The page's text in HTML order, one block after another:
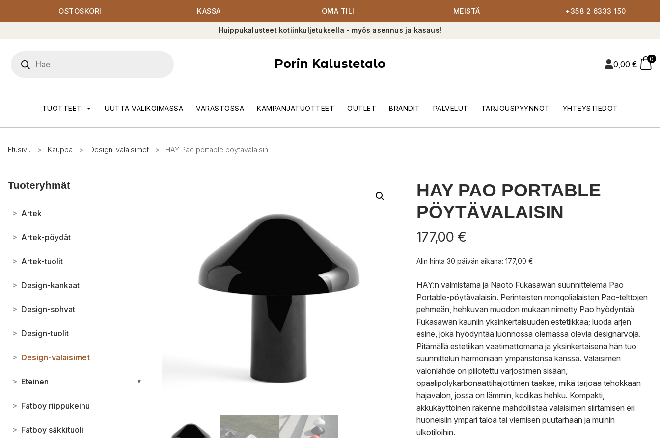
OSTOSKORI KASSA OMA TILI MEISTÄ +358 2 6333 150
Huippukalusteet kotiinkuljetuksella - myös asennus ja kasaus!
search
Porin Kalustetalo 0,00 €
0
TUOTTEET UUTTA VALIKOIMASSA VARASTOSSA KAMPANJATUOTTEET OUTLET BRÄNDIT PALVELUT TARJOUSPYYNNÖT YHTEYSTIEDOT
Etusivu > Kauppa > Design-valaisimet > HAY Pao portable pöytävalaisin
Tuoteryhmät
> Artek
> Artek-pöydät
> Artek-tuolit
> Design-kankaat
> Design-sohvat
> Design-tuolit
> Design-valaisimet
> Eteinen ▼
> Fatboy riippukeinu
> Fatboy säkkituoli
HAY PAO PORTABLE
PÖYTÄVALAISIN
177,00 €
Alin hinta 30 päivän aikana: 177,00 €
HAY:n valmistama ja Naoto Fukasawan suunnittelema Pao
Portable-pöytävalaisin. Perinteisten mongolialaisten Pao-telttojen
pehmeän, hehkuvan muodon mukaan nimetty Pao hyödyntää
Fukasawan kauniin yksinkertaisuuden estetiikkaa; luoda arjen
esine, joka hyödyntää luonnossa olemassa olevia designarvoja.
Pitämällä estetiikan vaatimattomana ja yksinkertaisena hän tuo
suunnittelun harmoniaan ympäristönsä kanssa. Valaisimen
valonlähde on piilotettu varjostimen sisään,
opaalipolykarbonaattihajottimen taakse, mikä tarjoaa tehokkaan
hajavalon, jossa on lämmin, kodikas hehku. Kompakti,
akkukäyttöinen rakenne mahdollistaa valaisimen siirtämisen eri
huoneisiin ympäri taloa tai viemisen puutarhaan ja muihin
ulkotiloihin.